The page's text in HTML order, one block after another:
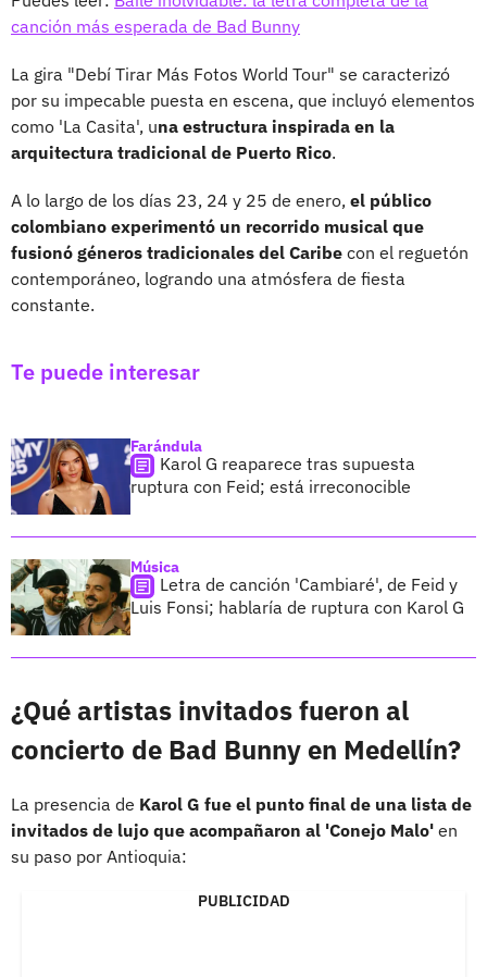
canción más esperada de Bad Bunny
La gira "Debí Tirar Más Fotos World Tour" se caracterizó
por su impecable puesta en escena, que incluyó elementos
como 'La Casita', una estructura inspirada en la
arquitectura tradicional de Puerto Rico.
A lo largo de los días 23, 24 y 25 de enero, el público
colombiano experimentó un recorrido musical que
fusionó géneros tradicionales del Caribe con el reguetón
contemporáneo, logrando una atmósfera de fiesta
constante.
Te puede interesar
Farándula
Karol G reaparece tras supuesta
ruptura con Feid; está irreconocible
Música
Letra de canción 'Cambiaré', de Feid y
Luis Fonsi; hablaría de ruptura con Karol G
¿Qué artistas invitados fueron al
concierto de Bad Bunny en Medellín?
La presencia de Karol G fue el punto final de una lista de
invitados de lujo que acompañaron al 'Conejo Malo' en
su paso por Antioquia:
PUBLICIDAD